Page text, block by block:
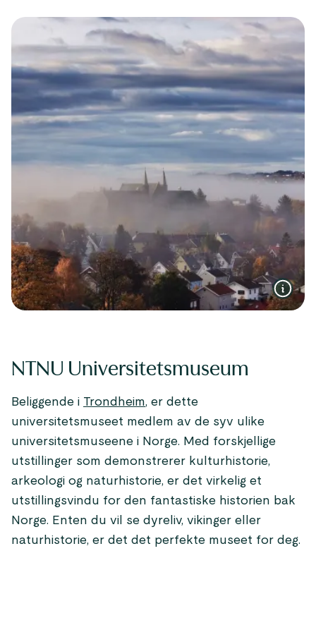
NTNU Universitetsmuseum
Beliggende i Trondheim, er dette
universitetsmuseet medlem av de syv ulike
universitetsmuseene i Norge. Med forskjellige
utstillinger som demonstrerer kulturhistorie,
arkeologi og naturhistorie, er det virkelig et
utstillingsvindu for den fantastiske historien bak
Norge. Enten du vil se dyreliv, vikinger eller
naturhistorie, er det det perfekte museet for deg.